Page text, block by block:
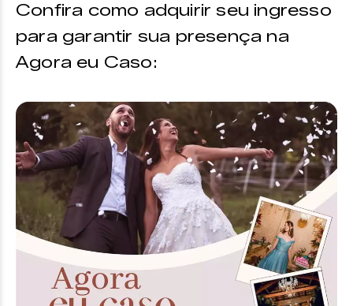
Confira como adquirir seu ingresso
para garantir sua presença na
Agora eu Caso: